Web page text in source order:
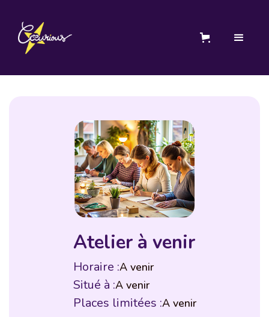
Atelier à venir
Horaire :A venir
Situé à :A venir
Places limitées :A venir